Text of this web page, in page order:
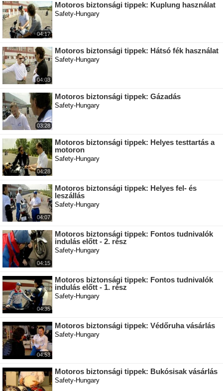
04:17
Motoros biztonsági tippek: Kuplung használat
Safety-Hungary
04:03
Motoros biztonsági tippek: Hátsó fék használat
Safety-Hungary
03:28
Motoros biztonsági tippek: Gázadás
Safety-Hungary
04:28
Motoros biztonsági tippek: Helyes testtartás a
motoron
Safety-Hungary
04:07
Motoros biztonsági tippek: Helyes fel- és
leszállás
Safety-Hungary
04:15
Motoros biztonsági tippek: Fontos tudnivalók
indulás előtt - 2. rész
Safety-Hungary
04:35
Motoros biztonsági tippek: Fontos tudnivalók
indulás előtt - 1. rész
Safety-Hungary
04:53
Motoros biztonsági tippek: Védőruha vásárlás
Safety-Hungary
Motoros biztonsági tippek: Bukósisak vásárlás
Safety-Hungary